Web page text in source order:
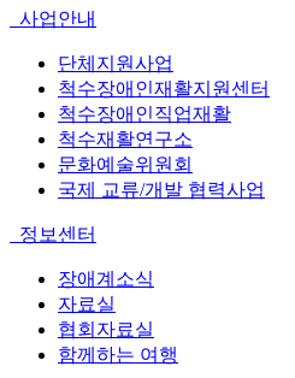
사업안내
단체지원사업
척수장애인재활지원센터
척수장애인직업재활
척수재활연구소
문화예술위원회
국제 교류/개발 협력사업
정보센터
장애계소식
자료실
협회자료실
함께하는 여행